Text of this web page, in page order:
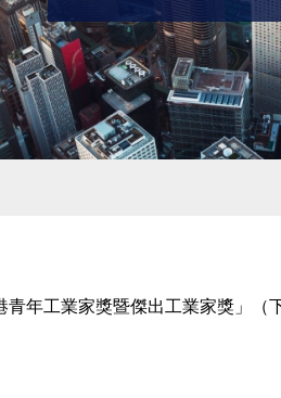
年工業家獎暨傑出工業家獎」